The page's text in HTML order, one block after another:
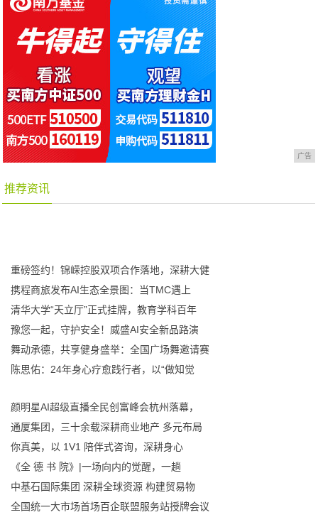
广告
推荐资讯
重磅签约！锦嵘控股双项合作落地，深耕大健
携程商旅发布AI生态全景图：当TMC遇上
清华大学“天立厅”正式挂牌，教育学科百年
豫您一起，守护安全！威盛AI安全新品路演
舞动承德，共享健身盛举：全国广场舞邀请赛
陈思佑：24年身心疗愈践行者，以“做知觉
颜明星AI超级直播全民创富峰会杭州落幕，
通厦集团，三十余载深耕商业地产 多元布局
你真美，以 1V1 陪伴式咨询，深耕身心
《全 德 书 院》|一场向内的觉醒，一趟
中基石国际集团 深耕全球资源 构建贸易物
全国统一大市场首场百企联盟服务站授牌会议